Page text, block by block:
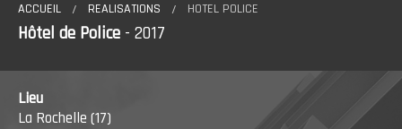
ACCUEIL REALISATIONS HOTEL POLICE
Hôtel de Police - 2017
Lieu
La Rochelle (17)